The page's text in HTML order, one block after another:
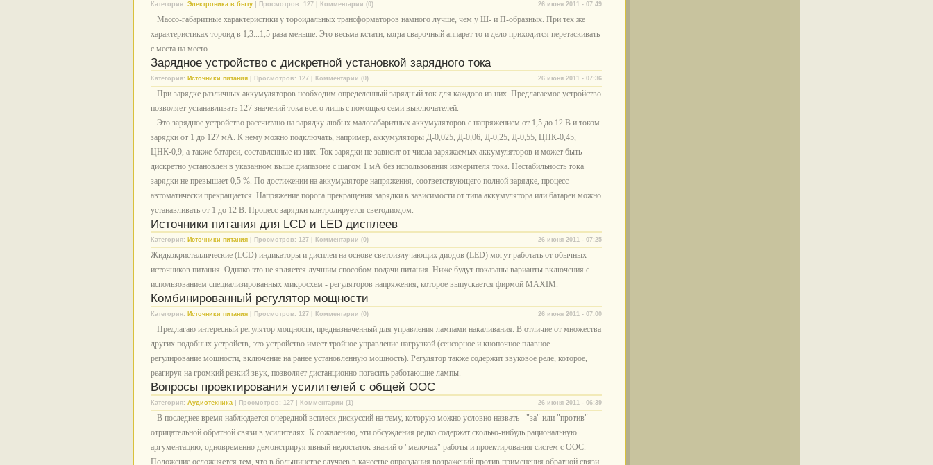
Категория: Электроника в быту | Просмотров: 127 | Комментарии (0) 26 июня 2011 - 07:49
Массо-габаритные характеристики у тороидальных трансформаторов намного лучше, чем у Ш- и П-образных. При тех же
характеристиках тороид в 1,3...1,5 раза меньше. Это весьма кстати, когда сварочный аппарат то и дело приходится перетаскивать
с места на место.
Зарядное устройство с дискретной установкой зарядного тока
Категория: Источники питания | Просмотров: 127 | Комментарии (0) 26 июня 2011 - 07:36
При зарядке различных аккумуляторов необходим определенный зарядный ток для каждого из них. Предлагаемое устройство
позволяет устанавливать 127 значений тока всего лишь с помощью семи выключателей.
Это зарядное устройство рассчитано на зарядку любых малогабаритных аккумуляторов с напряжением от 1,5 до 12 В и током
зарядки от 1 до 127 мА. К нему можно подключать, например, аккумуляторы Д-0,025, Д-0,06, Д-0,25, Д-0,55, ЦНК-0,45,
ЦНК-0,9, а также батареи, составленные из них. Ток зарядки не зависит от числа заряжаемых аккумуляторов и может быть
дискретно установлен в указанном выше диапазоне с шагом 1 мА без использования измерителя тока. Нестабильность тока
зарядки не превышает 0,5 %. По достижении на аккумуляторе напряжения, соответствующего полной зарядке, процесс
автоматически прекращается. Напряжение порога прекращения зарядки в зависимости от типа аккумулятора или батареи можно
устанавливать от 1 до 12 В. Процесс зарядки контролируется светодиодом.
Источники питания для LCD и LED дисплеев
Категория: Источники питания | Просмотров: 127 | Комментарии (0) 26 июня 2011 - 07:25
Жидкокристаллические (LCD) индикаторы и дисплеи на основе светоизлучающих диодов (LED) могут работать от обычных
источников питания. Однако это не является лучшим способом подачи питания. Ниже будут показаны варианты включения с
использованием специализированных микросхем - регуляторов напряжения, которое выпускается фирмой MAXIM.
Комбинированный регулятор мощности
Категория: Источники питания | Просмотров: 127 | Комментарии (0) 26 июня 2011 - 07:00
Предлагаю интересный регулятор мощности, предназначенный для управления лампами накаливания. В отличие от множества
других подобных устройств, это устройство имеет тройное управление нагрузкой (сенсорное и кнопочное плавное
регулирование мощности, включение на ранее установленную мощность). Регулятор также содержит звуковое реле, которое,
реагируя на громкий резкий звук, позволяет дистанционно погасить работающие лампы.
Вопросы проектирования усилителей с общей ООС
Категория: Аудиотехника | Просмотров: 127 | Комментарии (1) 26 июня 2011 - 06:39
В последнее время наблюдается очередной всплеск дискуссий на тему, которую можно условно назвать - "за" или "против"
отрицательной обратной связи в усилителях. К сожалению, эти обсуждения редко содержат сколько-нибудь рациональную
аргументацию, одновременно демонстрируя явный недостаток знаний о "мелочах" работы и проектирования систем с ООС.
Положение осложняется тем, что в большинстве случаев в качестве оправдания возражений против применения обратной связи